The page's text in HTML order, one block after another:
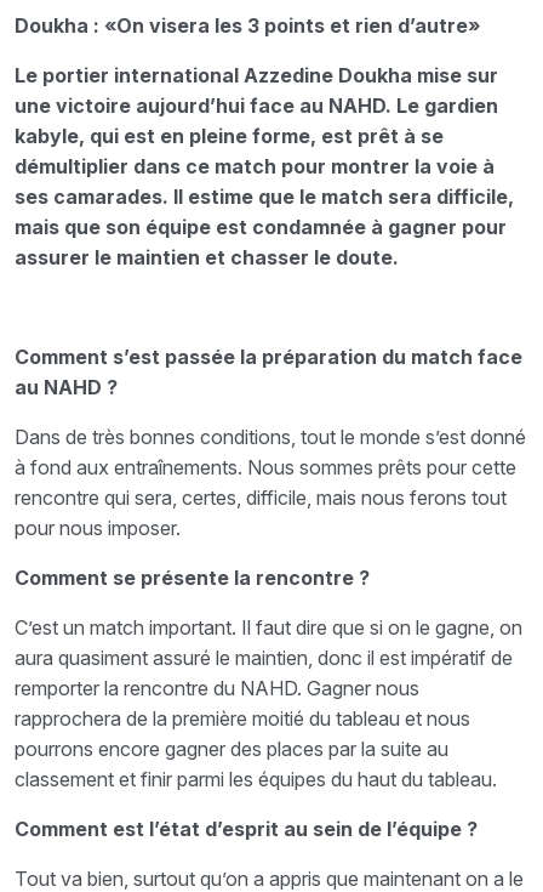
Doukha : «On visera les 3 points et rien d’autre»
Le portier international Azzedine Doukha mise sur
une victoire aujourd’hui face au NAHD. Le gardien
kabyle, qui est en pleine forme, est prêt à se
démultiplier dans ce match pour montrer la voie à
ses camarades. Il estime que le match sera difficile,
mais que son équipe est condamnée à gagner pour
assurer le maintien et chasser le doute.
Comment s’est passée la préparation du match face
au NAHD ?
Dans de très bonnes conditions, tout le monde s’est donné
à fond aux entraînements. Nous sommes prêts pour cette
rencontre qui sera, certes, difficile, mais nous ferons tout
pour nous imposer.
Comment se présente la rencontre ?
C’est un match important. Il faut dire que si on le gagne, on
aura quasiment assuré le maintien, donc il est impératif de
remporter la rencontre du NAHD. Gagner nous
rapprochera de la première moitié du tableau et nous
pourrons encore gagner des places par la suite au
classement et finir parmi les équipes du haut du tableau.
Comment est l’état d’esprit au sein de l’équipe ?
Tout va bien, surtout qu’on a appris que maintenant on a le